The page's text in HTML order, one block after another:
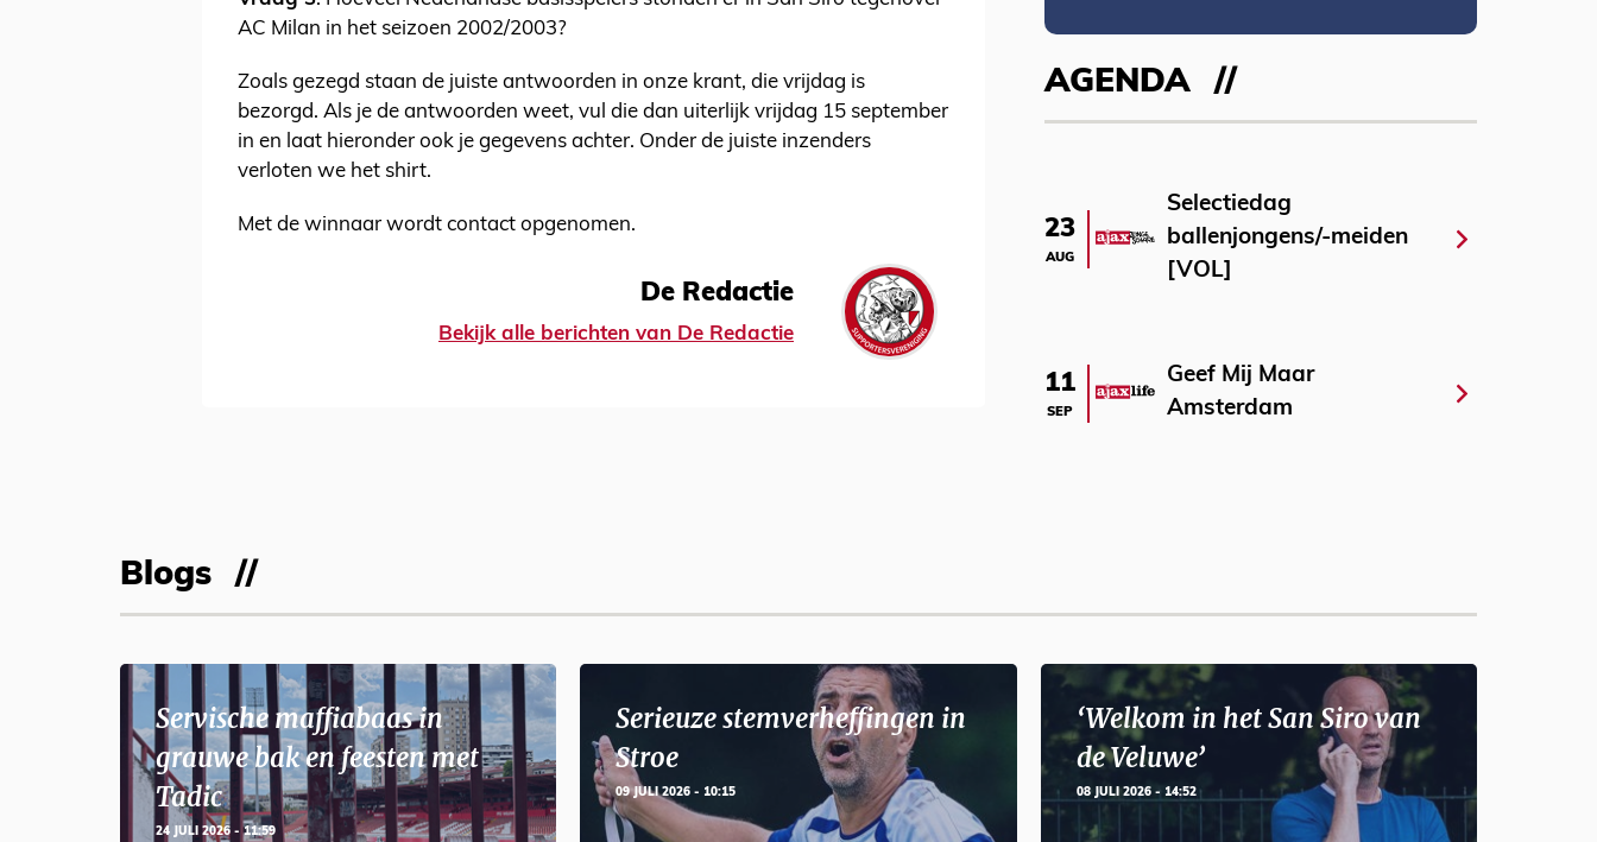
AC Milan in het seizoen 2002/2003?
Zoals gezegd staan de juiste antwoorden in onze krant, die vrijdag is
bezorgd. Als je de antwoorden weet, vul die dan uiterlijk vrijdag 15 september
in en laat hieronder ook je gegevens achter. Onder de juiste inzenders
verloten we het shirt.
Met de winnaar wordt contact opgenomen.
De Redactie
Bekijk alle berichten van De Redactie
AGENDA
23
AUG
Selectiedag
ballenjongens/-meiden
[VOL]
11
SEP
Geef Mij Maar
Amsterdam
Blogs
Servische maffiabaas in
grauwe bak en feesten met
Tadic
24 JULI 2026 - 11:59
Serieuze stemverheffingen in
Stroe
09 JULI 2026 - 10:15
‘Welkom in het San Siro van
de Veluwe’
08 JULI 2026 - 14:52